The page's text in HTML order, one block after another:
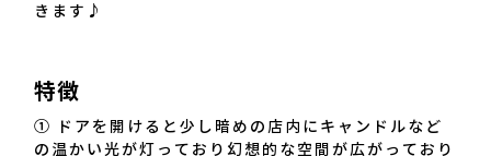
きます♪
特徴
① ドアを開けると少し暗めの店内にキャンドルなど
の温かい光が灯っており幻想的な空間が広がっており